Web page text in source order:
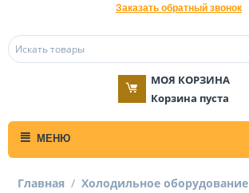
Заказать обратный звонок
МОЯ КОРЗИНА
Корзина пуста
МЕНЮ
Главная / Холодильное оборудование